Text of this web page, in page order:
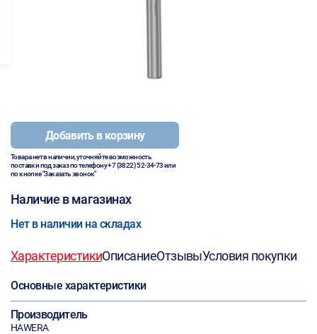
Добавить в корзину
Товара нет в наличии, уточняйте возможность
поставки под заказ по телефону+7 (3822) 52-34-73или
по кнопке "Заказать звонок"
Наличие в магазинах
Нет в наличии на складах
ХарактеристикиОписаниеОтзывыУсловия покупки
Основные характеристики
Производитель
HAWERA